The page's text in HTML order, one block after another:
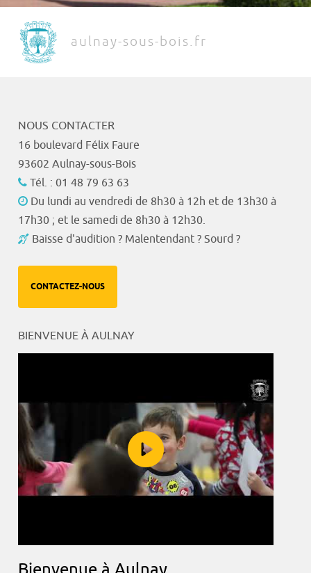
aulnay-sous-bois.fr
NOUS CONTACTER
16 boulevard Félix Faure
93602 Aulnay-sous-Bois
Tél. : 01 48 79 63 63
Du lundi au vendredi de 8h30 à 12h et de 13h30 à
17h30 ; et le samedi de 8h30 à 12h30.
Baisse d'audition ? Malentendant ? Sourd ?
CONTACTEZ-NOUS
BIENVENUE À AULNAY